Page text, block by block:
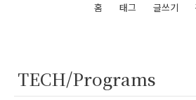
홈 태그 글쓰기
TECH/Programs